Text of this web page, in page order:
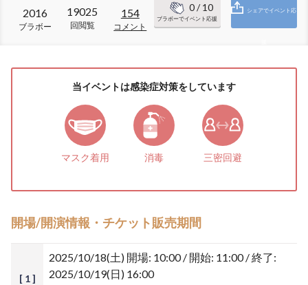
2016
ブラボー
19025
回閲覧
154
コメント
0/ 10
ブラボーでイベント応援
シェアでイベント応
当イベントは感染症対策をしています
マスク着用 消毒 三密回避
開場/開演情報・チケット販売期間
[ 1 ]
2025/10/18(土) 開場: 10:00 / 開始: 11:00 / 終了:
2025/10/19(日) 16:00